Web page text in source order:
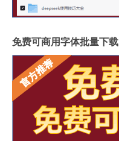
免费可商用字体批量下载